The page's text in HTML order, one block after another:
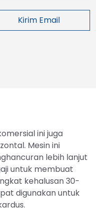
Kirim Email
ini juga
Mesin ini
lebih lanjut
untuk membuat
kehalusan 30-
digunakan untuk